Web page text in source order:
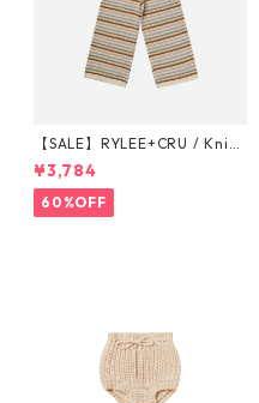
【SALE】RYLEE+CRU / Knit
Wide Leg Pant || Honeycom
b Strip 6-7/8-9/10-12y
¥3,784
60%OFF